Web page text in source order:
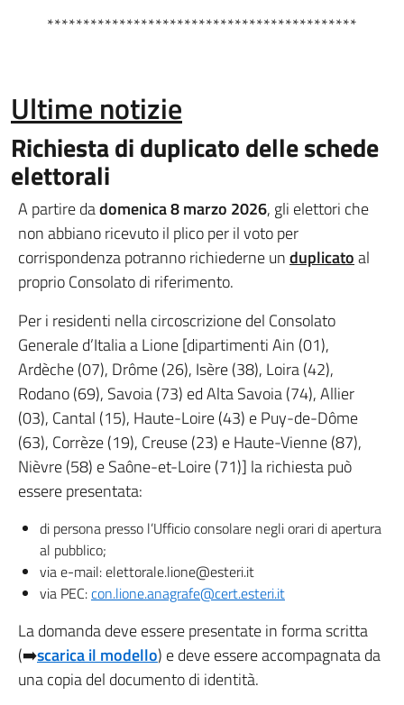
*******************************************
Ultime notizie
Richiesta di duplicato delle schede
elettorali
A partire dadomenica 8 marzo 2026, gli elettori che
non abbiano ricevuto il plico per il voto per
corrispondenza potranno richiederne unduplicatoal
proprio Consolato di riferimento.
Per i residenti nella circoscrizione del Consolato
Generale d’Italia a Lione [dipartimenti Ain (01),
Ardèche (07), Drôme (26), Isère (38), Loira (42),
Rodano (69), Savoia (73) ed Alta Savoia (74), Allier
(03), Cantal (15), Haute-Loire (43) e Puy-de-Dôme
(63), Corrèze (19), Creuse (23) e Haute-Vienne (87),
Nièvre (58) e Saône-et-Loire (71)] la richiesta può
essere presentata:
di persona presso l’Ufficio consolare negli orari di apertura
al pubblico;
via e-mail: elettorale.lione@esteri.it
via PEC:con.lione.anagrafe@cert.esteri.it
La domanda deve essere presentate in forma scritta
(➡️scarica il modello) e deve essere accompagnata da
una copia del documento di identità.